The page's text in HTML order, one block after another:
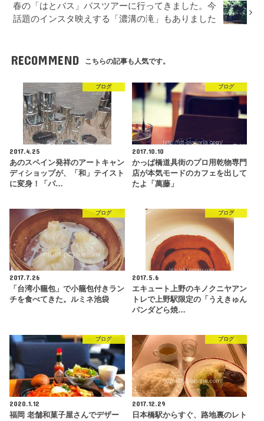
春の「はとバス」バスツアーに行ってきました。今
話題のインスタ映えする「濃溝の滝」もありました
RECOMMEND こちらの記事も人気です。
ブログ
2017.4.25
あのスペイン発祥のアートキャン
ディショップが、「和」テイスト
に変身！「パ…
ブログ
2017.10.10
かっぱ橋道具街のプロ用乾物専門
店が本気モードのカフェを出して
たよ「萬藤」
ブログ
2017.7.26
「台湾小籠包」で小籠包付きラン
チを食べてきた。ルミネ池袋
ブログ
2017.5.6
エキュート上野のキノクニヤアン
トレで上野駅限定の「うえきゅん
パンダどら焼…
ブログ
2020.1.12
福岡 老舗和菓子屋さんでデザー
ブログ
2017.12.29
日本橋駅からすぐ、路地裏のレト